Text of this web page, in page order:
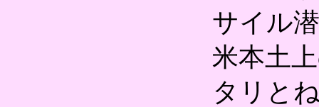
サイル
米本土
タリと